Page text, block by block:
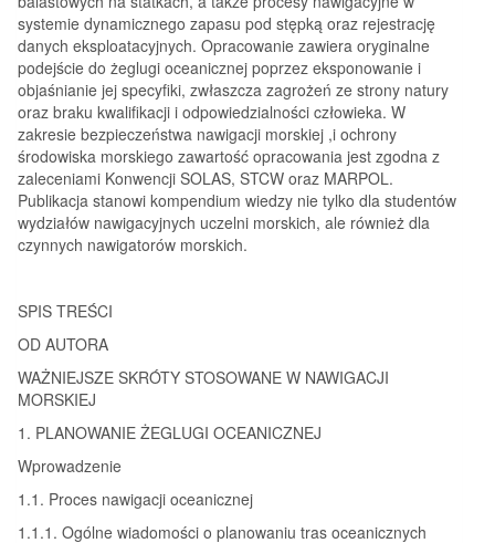
systemie dynamicznego zapasu pod stępką oraz rejestrację
danych eksploatacyjnych. Opracowanie zawiera oryginalne
podejście do żeglugi oceanicznej poprzez eksponowanie i
objaśnianie jej specyfiki, zwłaszcza zagrożeń ze strony natury
oraz braku kwalifikacji i odpowiedzialności człowieka. W
zakresie bezpieczeństwa nawigacji morskiej ,i ochrony
środowiska morskiego zawartość opracowania jest zgodna z
zaleceniami Konwencji SOLAS, STCW oraz MARPOL.
Publikacja stanowi kompendium wiedzy nie tylko dla studentów
wydziałów nawigacyjnych uczelni morskich, ale również dla
czynnych nawigatorów morskich.
SPIS TREŚCI
OD AUTORA
WAŻNIEJSZE SKRÓTY STOSOWANE W NAWIGACJI
MORSKIEJ
1. PLANOWANIE ŻEGLUGI OCEANICZNEJ
Wprowadzenie
1.1. Proces nawigacji oceanicznej
1.1.1. Ogólne wiadomości o planowaniu tras oceanicznych